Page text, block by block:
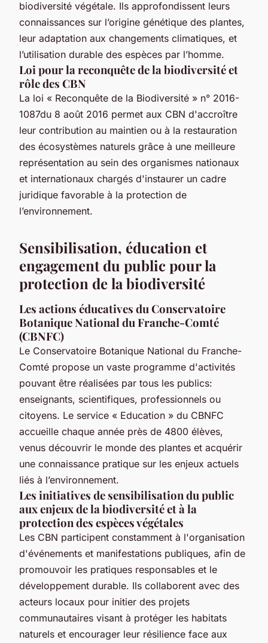
biodiversité végétale. Ils approfondissent leurs
connaissances sur l’origine génétique des plantes,
leur adaptation aux changements climatiques, et
l’utilisation durable des espèces par l’homme.
Loi pour la reconquête de la biodiversité et
rôle des CBN
La loi « Reconquête de la Biodiversité » n° 2016-
1087du 8 août 2016 permet aux CBN d'accroître
leur contribution au maintien ou à la restauration
des écosystèmes naturels grâce à une meilleure
représentation au sein des organismes nationaux
et internationaux chargés d'instaurer un cadre
juridique favorable à la protection de
l’environnement.
Sensibilisation, éducation et
engagement du public pour la
protection de la biodiversité
Les actions éducatives du Conservatoire
Botanique National du Franche-Comté
(CBNFC)
Le Conservatoire Botanique National du Franche-
Comté propose un vaste programme d'activités
pouvant être réalisées par tous les publics:
enseignants, scientifiques, professionnels ou
citoyens. Le service « Education » du CBNFC
accueille chaque année près de 4800 élèves,
venus découvrir le monde des plantes et acquérir
une connaissance pratique sur les enjeux actuels
liés à l’environnement.
Les initiatives de sensibilisation du public
aux enjeux de la biodiversité et à la
protection des espèces végétales
Les CBN participent constamment à l'organisation
d'événements et manifestations publiques, afin de
promouvoir les pratiques responsables et le
développement durable. Ils collaborent avec des
acteurs locaux pour initier des projets
communautaires visant à protéger les habitats
naturels et encourager leur résilience face aux